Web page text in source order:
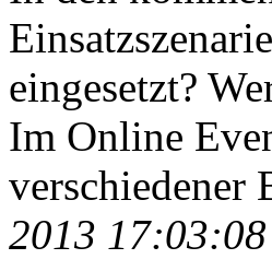
eingesetzt?
Im Online
2013